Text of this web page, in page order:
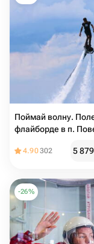
Поймай волну.
флайборде в п.
4.90302 5 879
-26%